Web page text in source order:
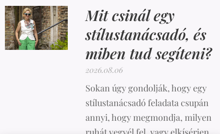
Mit csinál egy
stílustanácsadó, és
miben tud segíteni?
2026.08.06
Sokan úgy gondolják, hogy egy
stílustanácsadó feladata csupán
annyi, hogy megmondja, milyen